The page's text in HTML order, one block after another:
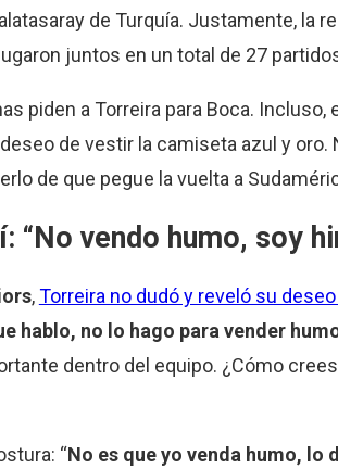
de Turquía. Justamente, la
juntos en un total de 27
piden a Torreira para Boca.
de vestir la camiseta azul y oro.
de que pegue la vuelta a
vendo humo, soy
,Torreira no dudó y reveló su
hablo, no lo hago para vender
dentro del equipo. ¿Cómo
“No es que yo venda humo, lo